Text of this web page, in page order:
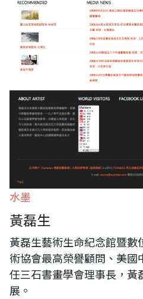
水墨
黃磊生
黃磊生藝術生命紀念館暨
術協會最高榮譽顧問、美國
任三石書畫學會理事長，
展。